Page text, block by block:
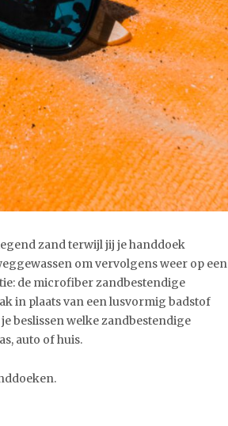
zand terwijl jij je handdoek
om vervolgens weer op een
de microfiber zandbestendige
in plaats van een lusvormig badstof
beslissen welke zandbestendige
auto of huis.